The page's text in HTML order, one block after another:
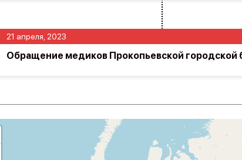
21 апреля, 2023
Обращение медиков Прокопьевской городской